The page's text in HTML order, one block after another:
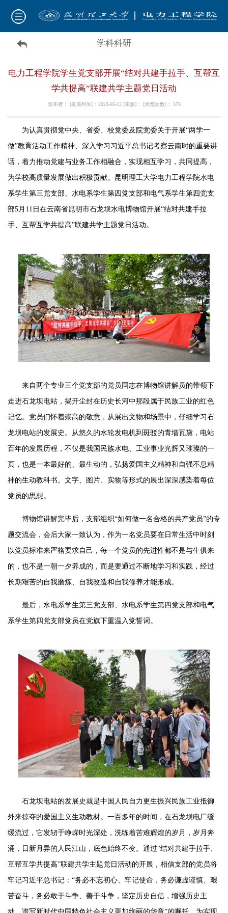
学科科研
电力工程学院学生党支部开展“结对共建手拉手、互帮互
学共提高”联建共学主题党日活动
发布者： [发表时间]：2023-05-12 [来源]： [浏览次数]： 378
为认真贯彻党中央、省委、校党委及院党委关于开展“两学一
做”教育活动工作精神、深入学习习近平总书记考察云南时的重要讲
话，着力推动党建与业务工作相融合，实现相互学习，共同提高，
为学校高质量发展做出积极贡献。昆明理工大学电力工程学院水电
系学生第三党支部、水电系学生第四党支部和电气系学生第四党支
部5月11日在云南省昆明市石龙坝水电博物馆开展“结对共建手拉
手、互帮互学共提高”联建共学主题党日活动。
来自两个专业三个党支部的党员同志在博物馆讲解员的带领下
走进石龙坝电站，揭开尘封在历史长河中那段属于民族工业的红色
记忆。党员们怀着崇高的敬意，从展出文物和场景中，仔细学习 石
龙坝电站的发展史。从悠久的水轮发电机到斑驳的青墙瓦黛，电站
百年的发展历程，不仅是我国民族水电、工业事业光辉又璀璨的一
页，也是一本最好的、最生动的，弘扬爱国主义精神和自强不息精
神的生动教科书。 文字、图片、实物等形式的展出深深感染着每位
党员的思想。
博物馆讲解完毕后，支部组织“如何做一名合格的共产党员”的专
题交流会，会后大家一致认为，作为一名党员要在日常生活中时刻
以党员标准来严格要求自己 ， 每一个党员的先进性都不是与生俱来
的，也不是一朝一夕养成的，而是要通过不断地学习 和实践，经过
长期艰苦的自我磨炼 、自我改造和自我修养才能形成。
最后，水电系学生第三党支部、水电系学生第四党支部和电气
系学生第四党支部党员在党旗下重温入党誓词。
石龙坝电站的发展史就是中国人民自力更生振兴民族工业抵御
外来掠夺的爱国主义生动教材。一百多年的时间 ， 在石龙坝电厂缓
缓流过，它发轫于峥嵘时光深处，洗练着苦难辉煌的岁月，岁月奔
涌，日新月异的人民江山，底色始终不变。通过“结对共建手拉手、
互帮互学共提高”联建共学主题党日活动的开展，相信支部的党员将
牢记习近平总书记：“务必不忘初心、牢记使命，务必谦虚谨慎、艰
苦奋斗，务必敢于斗争、善于斗争，坚定历史自信，增强历史主